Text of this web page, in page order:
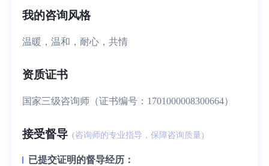
我的咨询风格
温暖，温和，耐心，共情
资质证书
国家三级咨询师（证书编号：1701000008300664）
接受督导 (咨询师的专业指导，保障咨询质量)
已提交证明的督导经历：